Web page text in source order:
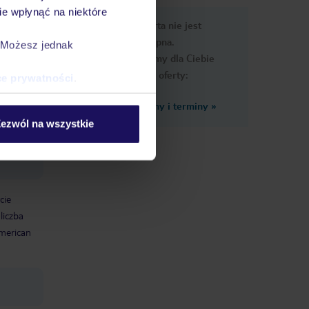
wpłynąć na niektóre
jednak
prywatności
na wszystkie
do
Ups, ta oferta nie jest
dostępna.
Przygotowaliśmy dla Ciebie
podobne oferty:
Zobacz inne ceny i terminy »